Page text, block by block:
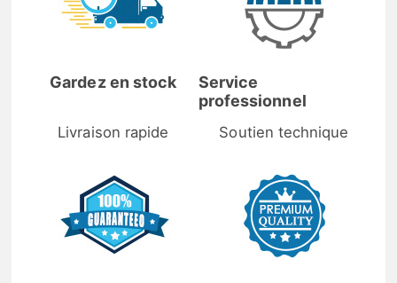
Gardez en stock
Livraison rapide
Service
professionnel
Soutien technique